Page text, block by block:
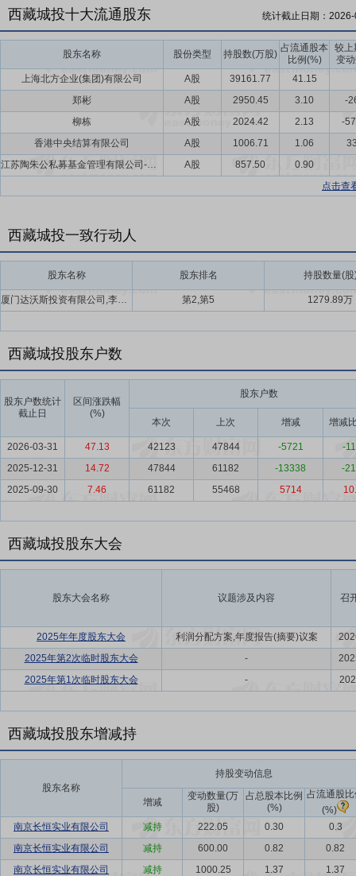
西藏城投十大流通股东 统计截止日期：
股东名称 股份类型 持股数(万股)
占流通股本
比例(%)
较上
变
上海北方企业(集团)有限公司
A股 39161.77
41.15
郑彬
A股 2950.45 3.10
-
柳栋
A股 2024.42 2.13
-
香港中央结算有限公司
A股 1006.71 1.06
江苏陶朱公私募基金管理有限公司-银壹捌陶朱公二号私募证券投资基金
A股 857.50
0.90
点击查
西藏城投一致行动人
股东名称 股东排名 持股数量(股
厦门达沃斯投资有限公司,李建国 第2,第5 1279.89万
西藏城投股东户数
股东户数统计
截止日
区间涨跌幅
(%)
股东户数
本次 上次 增减 增减
2026-03-31 47.13 42123 47844 -5721
-
2025-12-31
14.72 47844 61182 -13338
-
2025-09-30
7.46 61182 55468 5714
西藏城投股东大会
股东大会名称 议题涉及内容 召
2025年年度股东大会 利润分配方案,年度报告(摘要)议案
2025年第2次临时股东大会
-
2025年第1次临时股东大会
-
西藏城投股东增减持
股东名称
持股变动信息
增减
变动数量(万
股)
占总股本比例
(%)
占流通股
(%)
南京长恒实业有限公司
减持 222.05 0.30
0.3
南京长恒实业有限公司
减持 600.00 0.82
0.82
南京长恒实业有限公司
减持 1000.25 1.37 1.37